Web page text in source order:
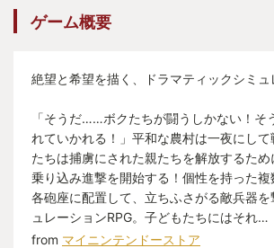
ゲーム概要
絶望と希望を描く、ドラマティックシミュ
「そうだ……ボクたちが闘うしかない！そ
れていかれる！」平和な農村は一夜にし
たちは捕虜にされた親たちを解放するた
乗り込み進撃を開始する！個性を持った
各砲座に配置して、立ちふさがる敵兵器を
ュレーションRPG。子どもたちにはそれ…
from マイニンテンドーストア